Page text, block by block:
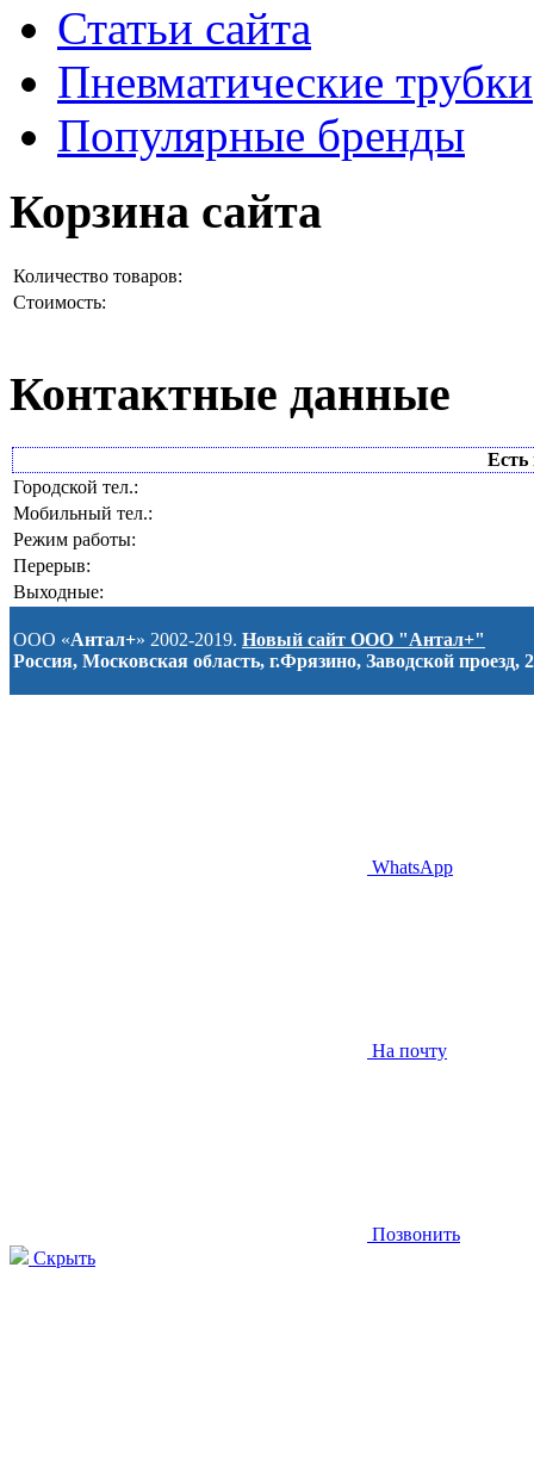
Статьи сайта
Пневматические трубки
Популярные бренды
Корзина сайта
Количество товаров:
Стоимость:
Контактные данные
Есть
Городской тел.:
Мобильный тел.:
Режим работы:
Перерыв:
Выходные:
ООО «Антал+» 2002-2019. Новый сайт ООО "Антал+"
Россия, Московская область, г.Фрязино, Заводской проезд, 2
WhatsApp
На почту
Позвонить
Скрыть